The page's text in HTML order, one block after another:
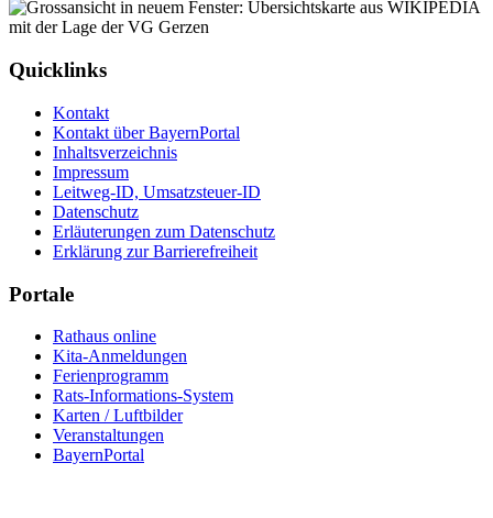
Quicklinks
Kontakt
Kontakt über BayernPortal
Inhaltsverzeichnis
Impressum
Leitweg-ID, Umsatzsteuer-ID
Datenschutz
Erläuterungen zum Datenschutz
Erklärung zur Barrierefreiheit
Portale
Rathaus online
Kita-Anmeldungen
Ferienprogramm
Rats-Informations-System
Karten / Luftbilder
Veranstaltungen
BayernPortal